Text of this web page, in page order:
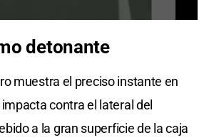
detonante
muestra el preciso instante en
contra el lateral del
a la gran superficie de la caja